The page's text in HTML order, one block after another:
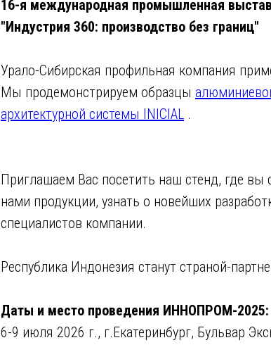
16-я международная промышленная
"Индустрия 360: производство без границ"
Урало-Сибирская профильная компания
Мы продемонстрируем образцы
архитектурной системы INICIAL .
Приглашаем Вас посетить наш стенд, где вы
нами продукции, узнать о новейших
специалистов компании.
Республика Индонезия станут страной-
Даты и место проведения ИННОПРОМ-2025:
6-9 июля 2026 г., г.Екатеринбург, Бульвар